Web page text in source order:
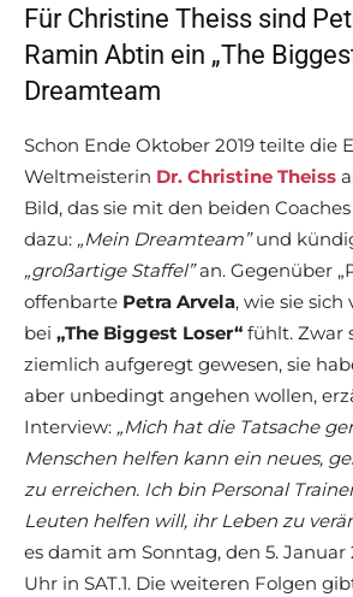
Für Christine Theiss sind
Ramin Abtin ein „The
Dreamteam
Schon Ende Oktober 2019 teilte die
Weltmeisterin Dr. Christine Theiss
Bild, das sie mit den beiden
dazu: „Mein Dreamteam”und
„großartige Staffel”an. Gegenüber
offenbarte Petra Arvela, wie sie
bei „The Biggest Loser“ fühlt. Zwar
ziemlich aufgeregt gewesen, sie
aber unbedingt angehen wollen,
Interview: „Mich hat die Tatsache
Menschen helfen kann ein neues,
zu erreichen. Ich bin Personal
Leuten helfen will, ihr Leben zu
es damit am Sonntag, den 5. Januar
Uhr in SAT.1. Die weiteren Folgen